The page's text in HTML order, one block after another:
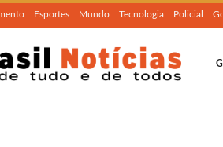
Esportes Mundo Tecnologia Policial